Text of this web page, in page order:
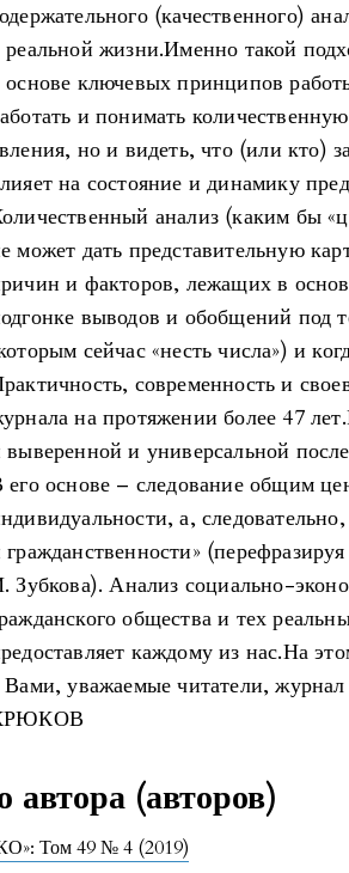
(качественного)
реальной жизни.Именно такой
основе ключевых принципов
и понимать
но и видеть, что (или кто)
на состояние и динамику
анализ (каким бы
может дать представительную
и факторов, лежащих в
выводов и обобщений под
сейчас «несть числа») и
современность и
на протяжении более 47
выверенной и универсальной
его основе – следование общим
а,
гражданственности»
Зубкова). Анализ социально-
общества и тех
каждому из нас.На
Вами, уважаемые читатели,
автора (авторов)
Том 49 № 4 (2019)